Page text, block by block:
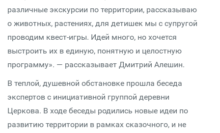
различные экскурсии по территории, рассказываю
о животных, растениях, для детишек мы с супругой
проводим квест-игры. Идей много, но хочется
выстроить их в единую, понятную и целостную
программу». — рассказывает Дмитрий Алешин.
В теплой, душевной обстановке прошла беседа
экспертов с инициативной группой деревни
Церкова. В ходе беседы родились новые идеи по
развитию территории в рамках сказочного, и не